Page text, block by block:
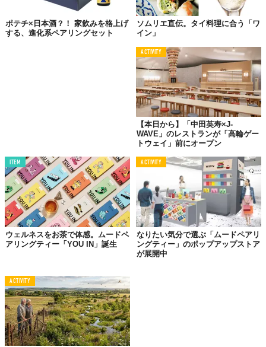
ペアリングにおける
3つの鉄板ルール
ルールとして、片方の味が著しく強いのはアウト。例えば強くて
苦味もあるエールの場合、パンチが強い分、最初のうちはチーズ
とのペアリングに苦労するかもしれません。
そこでヒントです。同じチェダーチーズでも、クラシックなもの
（クロスバウンドチェダーなど）を一緒に試してみましょう。チ
ェダーの力強い味わいは、ホップが効いたペールエールと似てい
て、後味に苦みを感じます。これが相性の良さ。バランスのとれ
意外なコンビネーションにチャレンジしたいときは、ライトで爽
やかなホワイトエールを、思いっきり熟成されてずっしりとした
バーボン風のゴーダチーズと合わせてみるのもアリ。まるで手品
のように、ビールがあっという間に口から消えてしまう感覚が訪
れますよ。
ポテチ×日本酒？！ 家飲みを格上げ
する、進化系ペアリングセット
ソムリエ直伝。タイ料理に合う「ワ
イン」
ACTIVITY
【本日から】「中田英寿×J-
WAVE」のレストランが「高輪ゲー
トウェイ」前にオープン
ITEM
ウェルネスをお茶で体感。ムードペ
アリングティー「YOU IN」誕生
ACTIVITY
なりたい気分で選ぶ「ムードペアリ
ングティー」のポップアップストア
が展開中
ACTIVITY